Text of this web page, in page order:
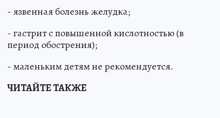
- язвенная болезнь желудка;
- гастрит с повышенной кислотностью (в
период обострения);
- маленьким детям не рекомендуется.
ЧИТАЙТЕ ТАКЖЕ